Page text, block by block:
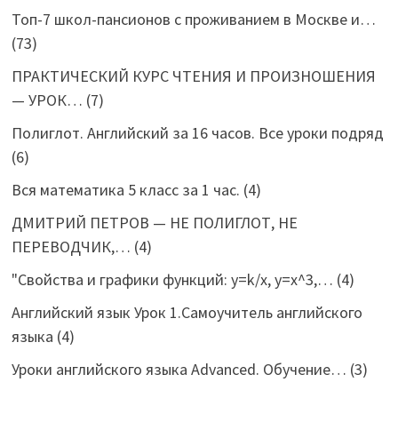
Топ-7 школ-пансионов с проживанием в Москве и…
(73)
ПРАКТИЧЕСКИЙ КУРС ЧТЕНИЯ И ПРОИЗНОШЕНИЯ
— УРОК… (7)
Полиглот. Английский за 16 часов. Все уроки подряд
(6)
Вся математика 5 класс за 1 час. (4)
ДМИТРИЙ ПЕТРОВ — НЕ ПОЛИГЛОТ, НЕ
ПЕРЕВОДЧИК,… (4)
"Свойства и графики функций: y=k/x, y=x^3,… (4)
Английский язык Урок 1.Самоучитель английского
языка (4)
Уроки английского языка Advanced. Обучение… (3)